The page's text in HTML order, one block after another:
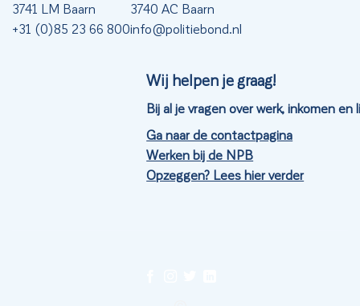
3741 LM Baarn
+31 (0)85 23 66 800
3740 AC Baarn
info@politiebond.nl
Wij helpen je graag!
Bij al je vragen over werk, inkomen en
Ga naar de contactpagina
Werken bij de NPB
Opzeggen? Lees hier verder